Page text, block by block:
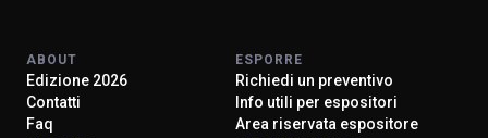
ABOUT
Edizione 2026
Contatti
Faq
ESPORRE
Richiedi un preventivo
Info utili per espositori
Area riservata espositore